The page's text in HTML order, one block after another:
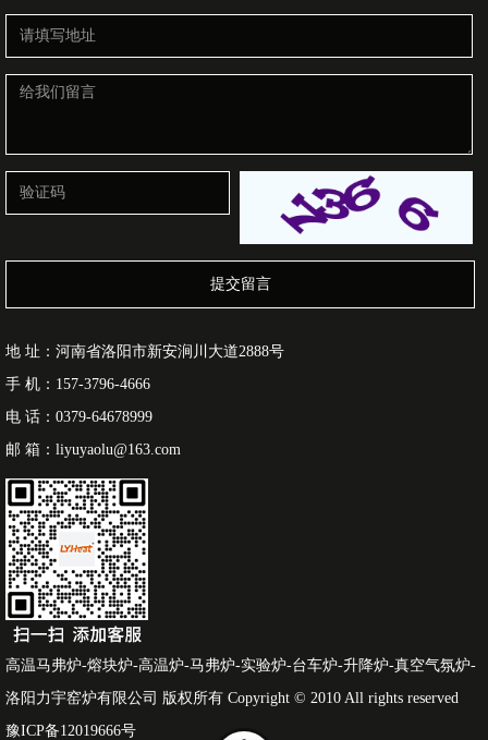
提交留言
地 址：河南省洛阳市新安涧川大道2888号
手 机：157-3796-4666
电 话：0379-64678999
邮 箱：liyuyaolu@163.com
高温马弗炉-熔块炉-高温炉-马弗炉-实验炉-台车炉-升降炉-真空气氛炉-
洛阳力宇窑炉有限公司 版权所有 Copyright © 2010 All rights reserved
豫ICP备12019666号